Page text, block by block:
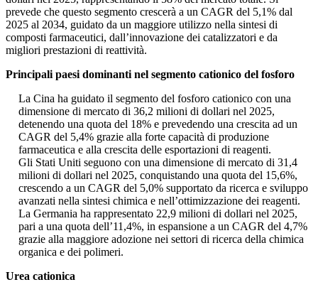
prevede che questo segmento crescerà a un CAGR del 5,1% dal
2025 al 2034, guidato da un maggiore utilizzo nella sintesi di
composti farmaceutici, dall’innovazione dei catalizzatori e da
migliori prestazioni di reattività.
Principali paesi dominanti nel segmento cationico del fosforo
La Cina ha guidato il segmento del fosforo cationico con una
dimensione di mercato di 36,2 milioni di dollari nel 2025,
detenendo una quota del 18% e prevedendo una crescita ad un
CAGR del 5,4% grazie alla forte capacità di produzione
farmaceutica e alla crescita delle esportazioni di reagenti.
Gli Stati Uniti seguono con una dimensione di mercato di 31,4
milioni di dollari nel 2025, conquistando una quota del 15,6%,
crescendo a un CAGR del 5,0% supportato da ricerca e sviluppo
avanzati nella sintesi chimica e nell’ottimizzazione dei reagenti.
La Germania ha rappresentato 22,9 milioni di dollari nel 2025,
pari a una quota dell’11,4%, in espansione a un CAGR del 4,7%
grazie alla maggiore adozione nei settori di ricerca della chimica
organica e dei polimeri.
Urea cationica